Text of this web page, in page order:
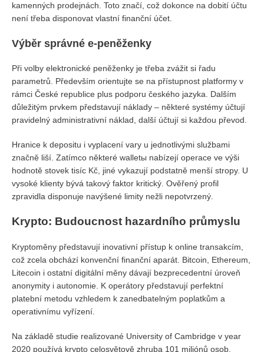
kamenných prodejnách. Toto značí, což dokonce na dobití účtu
není třeba disponovat vlastní finanční účet.
Výběr správné e-peněženky
Při volby elektronické peněženky je třeba zvážit si řadu
parametrů. Především orientujte se na přístupnost platformy v
rámci České republice plus podporu českého jazyka. Dalším
důležitým prvkem představují náklady – některé systémy účtují
pravidelný administrativní náklad, další účtují si každou převod.
Hranice k depositu i vyplacení vary u jednotlivými službami
značně liší. Zatímco některé walletы nabízejí operace ve výši
hodnotě stovek tisíc Kč, jiné vykazují podstatně menší stropy. U
vysoké klienty bývá takový faktor kritický. Ověřený profil
zpravidla disponuje navýšené limity nežli nepotvrzený.
Krypto: Budoucnost hazardního průmyslu
Kryptoměny představují inovativní přístup k online transakcím,
což zcela obchází konvenční finanční aparát. Bitcoin, Ethereum,
Litecoin i ostatní digitální měny dávají bezprecedentní úroveň
anonymity i autonomie. K operátory představují perfektní
platební metodu vzhledem k zanedbatelným poplatkům a
operativnímu vyřízení.
Na základě studie realizované University of Cambridge v year
2020 používá krypto celosvětově zhruba 101 miliónů osob.